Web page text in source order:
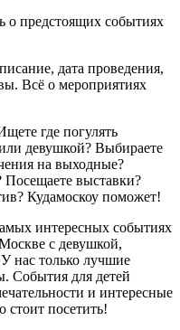
о предстоящих событиях
дата проведения,
Всё о мероприятиях
где погулять
девушкой? Выбираете
на выходные?
выставки?
Кудамоскоу поможет!
интересных событиях
с девушкой,
нас только лучшие
События для детей
и интересные
стоит посетить!